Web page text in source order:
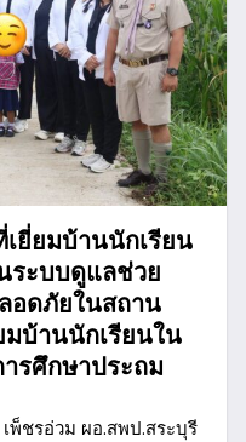
ยี่ยมบ้านนักเรียน
ระบบดูแลช่วย
อดภัยในสถาน
บ้านนักเรียนใน
รศึกษาประถม
พ็ชรอ่วม ผอ.สพป.สระบุรี